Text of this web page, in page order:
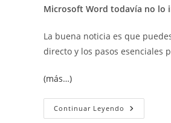
Microsoft Word todavía no lo
La buena noticia es que
directo y los pasos esenciales
(más…)
Continuar Leyendo Cómo
Añadir